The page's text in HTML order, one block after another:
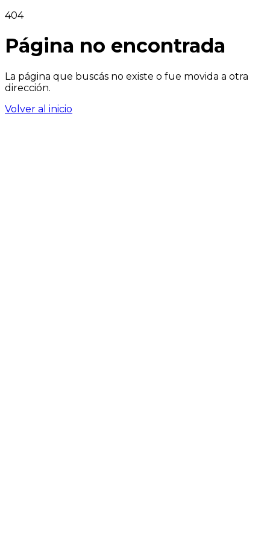
404
Página no encontrada
La página que buscás no existe o fue movida a otra
dirección.
Volver al inicio